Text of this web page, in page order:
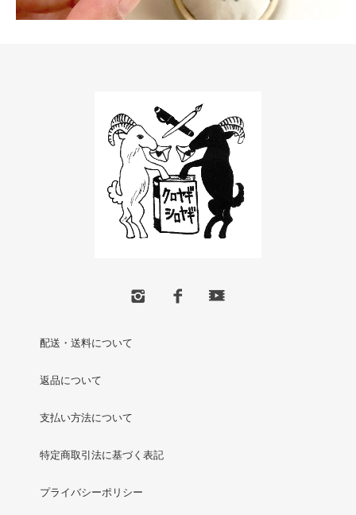
配送・送料について
返品について
支払い方法について
特定商取引法に基づく表記
プライバシーポリシー